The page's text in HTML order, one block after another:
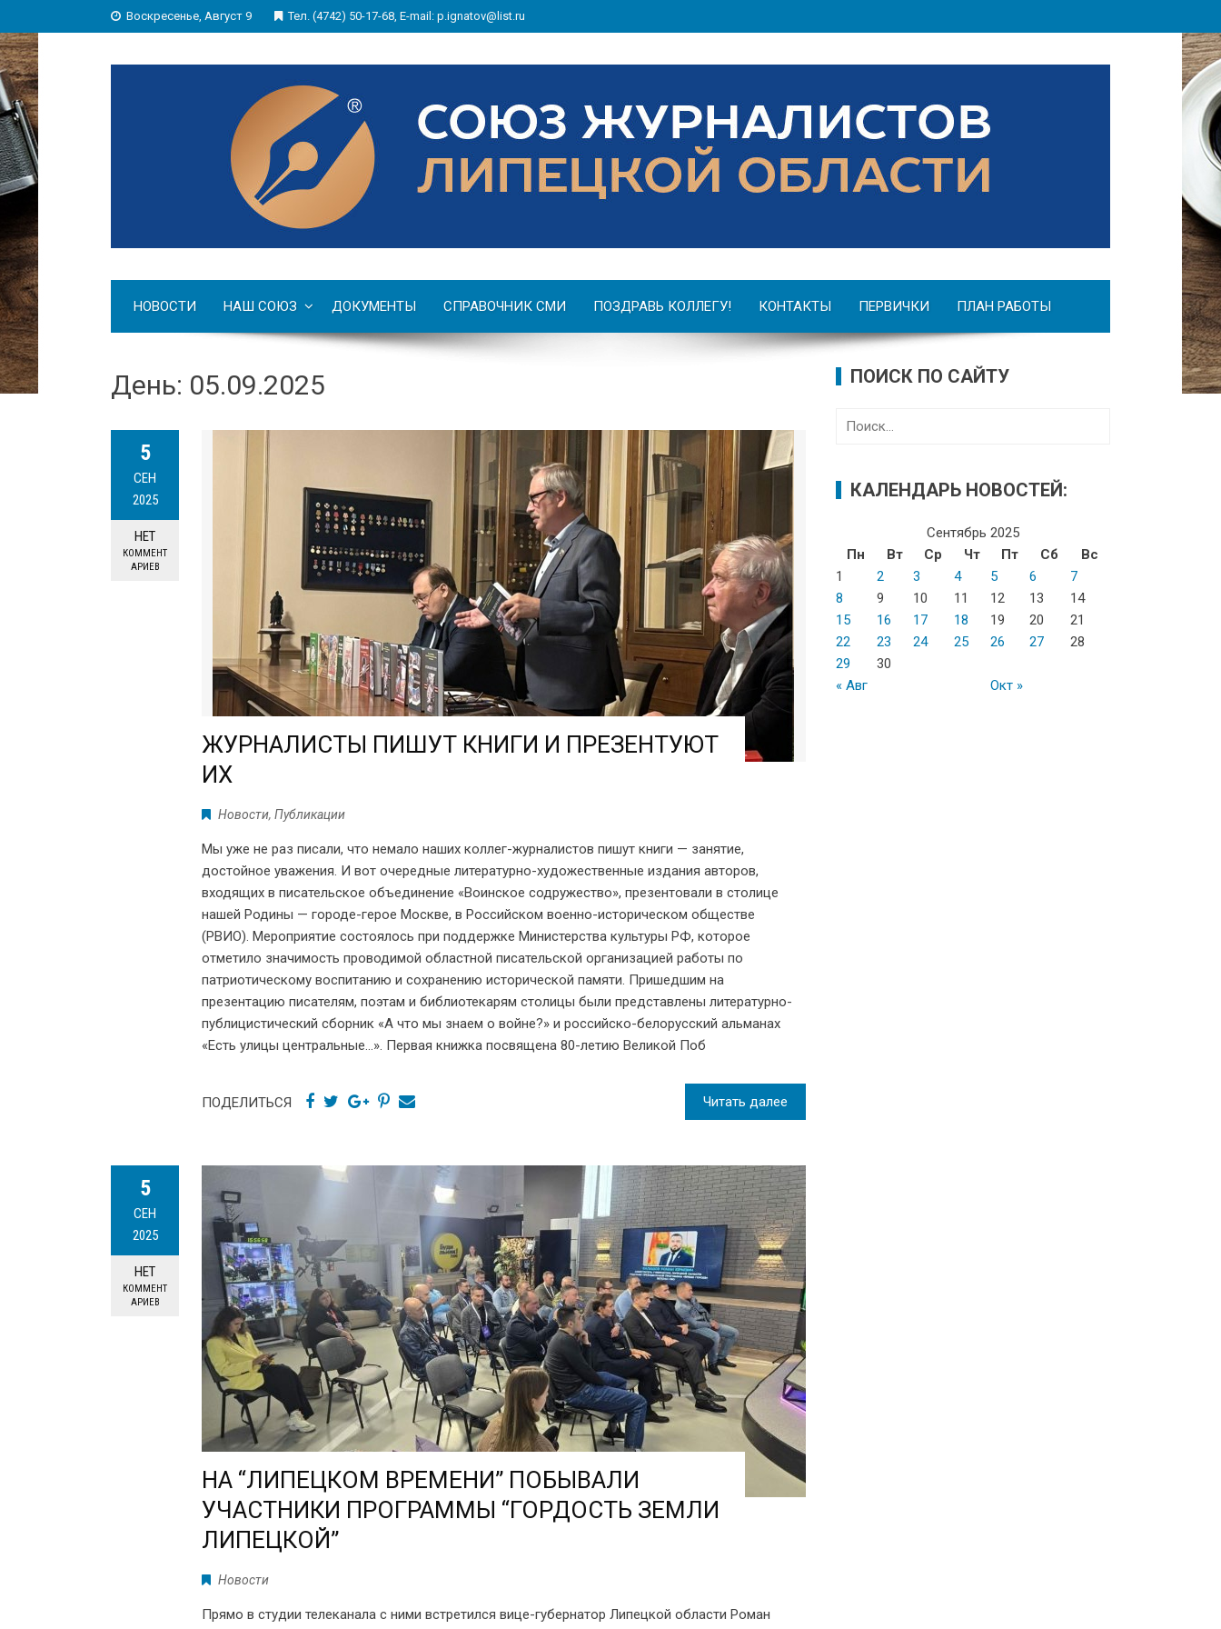
Воскресенье, Август 9 Тел. (4742) 50-17-68, E-mail: p.ignatov@list.ru
НОВОСТИ НАШ СОЮЗ ДОКУМЕНТЫ СПРАВОЧНИК СМИ ПОЗДРАВЬ КОЛЛЕГУ! КОНТАКТЫ ПЕРВИЧКИ ПЛАН РАБОТЫ
День: 05.09.2025
5
СЕН
2025
НЕТ
КОММЕНТ
АРИЕВ
ЖУРНАЛИСТЫ ПИШУТ КНИГИ И ПРЕЗЕНТУЮТ
ИХ
Новости, Публикации
Мы уже не раз писали, что немало наших коллег-журналистов пишут книги — занятие,
достойное уважения. И вот очередные литературно-художественные издания авторов,
входящих в писательское объединение «Воинское содружество», презентовали в столице
нашей Родины — городе-герое Москве, в Российском военно-историческом обществе
(РВИО). Мероприятие состоялось при поддержке Министерства культуры РФ, которое
отметило значимость проводимой областной писательской организацией работы по
патриотическому воспитанию и сохранению исторической памяти. Пришедшим на
презентацию писателям, поэтам и библиотекарям столицы были представлены литературно-
публицистический сборник «А что мы знаем о войне?» и российско-белорусский альманах
«Есть улицы центральные…». Первая книжка посвящена 80-летию Великой Поб
Читать далее
ПОДЕЛИТЬСЯ
5
СЕН
2025
НЕТ
КОММЕНТ
АРИЕВ
НА “ЛИПЕЦКОМ ВРЕМЕНИ” ПОБЫВАЛИ
УЧАСТНИКИ ПРОГРАММЫ “ГОРДОСТЬ ЗЕМЛИ
ЛИПЕЦКОЙ”
Новости
Прямо в студии телеканала с ними встретился вице-губернатор Липецкой области Роман
ПОИСК ПО САЙТУ
т
КАЛЕНДАРЬ НОВОСТЕЙ:
Сентябрь 2025
Пн
Вт Ср Чт Пт Сб Вс
« Авг Окт »
1 2 3 4 5 6
7
8
9 10 11 12 13
14
15
16 17 18 19 20
21
22
23 24 25 26 27
28
29
30